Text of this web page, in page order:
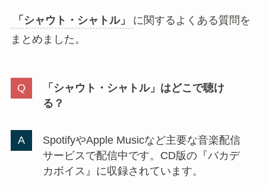
「シャウト・シャトル」
に関するよくある質問を
まとめました。
「シャウト・シャトル」はどこで聴け
る？
SpotifyやApple Musicなど主要な音楽配信
サービスで配信中です。CD版の『バカデ
カボイス』に収録されています。